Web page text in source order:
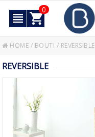
0
HOME / BOUTI / REVERSIBLE
REVERSIBLE